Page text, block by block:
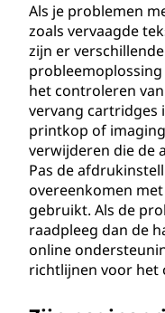
Als je problemen
zoals vervaagde
zijn er
het controleren
vervang cartridges
printkop of
verwijderen die de
Pas de
overeenkomen
gebruikt. Als de
raadpleeg dan de
online
richtlijnen voor het